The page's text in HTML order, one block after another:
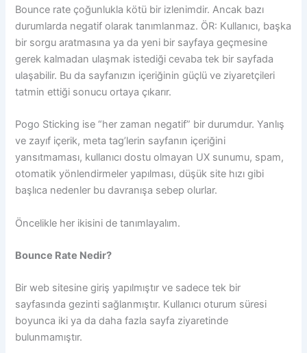
Bounce rate çoğunlukla kötü bir izlenimdir. Ancak bazı
durumlarda negatif olarak tanımlanmaz. ÖR: Kullanıcı, başka
bir sorgu aratmasına ya da yeni bir sayfaya geçmesine
gerek kalmadan ulaşmak istediği cevaba tek bir sayfada
ulaşabilir. Bu da sayfanızın içeriğinin güçlü ve ziyaretçileri
tatmin ettiği sonucu ortaya çıkarır.
Pogo Sticking ise “her zaman negatif” bir durumdur. Yanlış
ve zayıf içerik, meta tag’lerin sayfanın içeriğini
yansıtmaması, kullanıcı dostu olmayan UX sunumu, spam,
otomatik yönlendirmeler yapılması, düşük site hızı gibi
başlıca nedenler bu davranışa sebep olurlar.
Öncelikle her ikisini de tanımlayalım.
Bounce Rate Nedir?
Bir web sitesine giriş yapılmıştır ve sadece tek bir
sayfasında gezinti sağlanmıştır. Kullanıcı oturum süresi
boyunca iki ya da daha fazla sayfa ziyaretinde
bulunmamıştır.